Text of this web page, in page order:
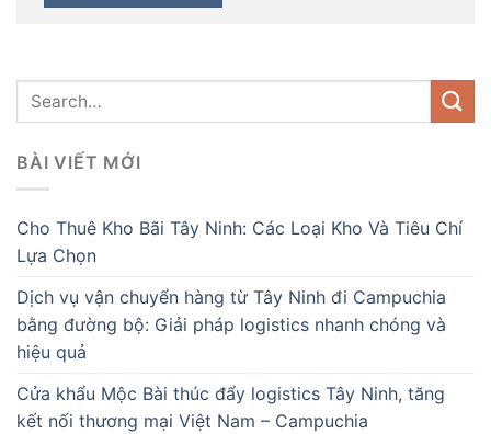
BÀI VIẾT MỚI
Cho Thuê Kho Bãi Tây Ninh: Các Loại Kho Và Tiêu Chí
Lựa Chọn
Dịch vụ vận chuyển hàng từ Tây Ninh đi Campuchia
bằng đường bộ: Giải pháp logistics nhanh chóng và
hiệu quả
Cửa khẩu Mộc Bài thúc đẩy logistics Tây Ninh, tăng
kết nối thương mại Việt Nam – Campuchia